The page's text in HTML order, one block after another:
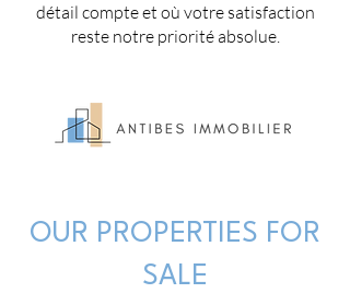
détail compte et où votre satisfaction
reste notre priorité absolue.
OUR PROPERTIES FOR
SALE